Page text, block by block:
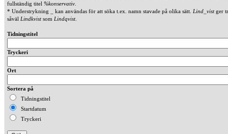
fullständig titel %konservativ
* Understrykning _ kan användas för att söka t.ex. namn stavade på olika sätt. Lind_vistger
såväl Lindkvistsom Lindqvist.
Tidningstitel
Tryckeri
Ort
Sortera på
Tidningstitel
Startdatum
Tryckeri